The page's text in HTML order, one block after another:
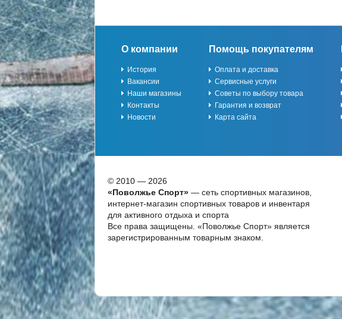
О компании
История
Вакансии
Наши магазины
Контакты
Новости
Помощь покупателям
Оплата и доставка
Сервисные услуги
Советы по выбору товара
Гарантия и возврат
Карта сайта
© 2010 — 2026
«Поволжье Спорт»— сеть спортивных магазинов,
интернет-магазин спортивных товаров и инвентаря
для активного отдыха и спорта
Все права защищены. «Поволжье Спорт» является
зарегистрированным товарным знаком.